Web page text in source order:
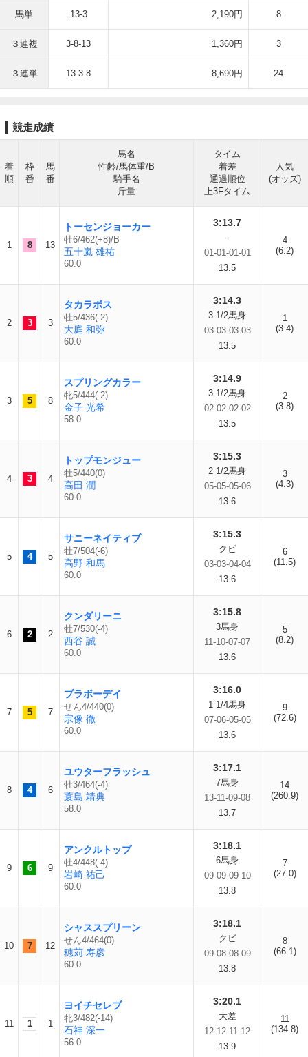
馬単 13-3 2,190円 8
３連複 3-8-13 1,360円 3
３連単 13-3-8 8,690円 24
競走成績
着
順
枠
番
馬
番
馬名
性齢/馬体重/B
騎手名
斤量
タイム
着差
通過順位
上3Fタイム
人気
(オッズ)
1 8 13
トーセンジョーカー
牡6/462(+8)/B
五十嵐 雄祐
60.0
3:13.7
-
01-01-01-01
13.5
4
(6.2)
2 3 3
タカラボス
牡5/436(-2)
大庭 和弥
60.0
3:14.3
3 1/2馬身
03-03-03-03
13.5
1
(3.4)
3 5 8
スプリングカラー
牝5/444(-2)
金子 光希
58.0
3:14.9
3 1/2馬身
02-02-02-02
13.5
2
(3.8)
4 3 4
トップモンジュー
牡5/440(0)
高田 潤
60.0
3:15.3
2 1/2馬身
05-05-05-06
13.6
3
(4.3)
5 4 5
サニーネイティブ
牡7/504(-6)
高野 和馬
60.0
3:15.3
クビ
03-03-04-04
13.6
6
(11.5)
6 2 2
クンダリーニ
牡7/530(-4)
西谷 誠
60.0
3:15.8
3馬身
11-10-07-07
13.6
5
(8.2)
7 5 7
ブラボーデイ
せん4/440(0)
宗像 徹
60.0
3:16.0
1 1/4馬身
07-06-05-05
13.6
9
(72.6)
8 4 6
ユウターフラッシュ
牡3/464(-4)
蓑島 靖典
58.0
3:17.1
7馬身
13-11-09-08
13.7
14
(260.9)
9 6 9
アンクルトップ
牡4/448(-4)
岩崎 祐己
60.0
3:18.1
6馬身
09-09-09-10
13.8
7
(27.0)
10 7 12
シャススプリーン
せん4/464(0)
穂苅 寿彦
60.0
3:18.1
クビ
09-08-08-09
13.8
8
(66.1)
11 1 1
ヨイチセレブ
牝3/482(-14)
石神 深一
56.0
3:20.1
大差
12-12-11-12
13.9
11
(134.8)